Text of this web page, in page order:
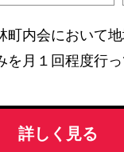
町内会において
を月１回程度行っ
詳しく見る